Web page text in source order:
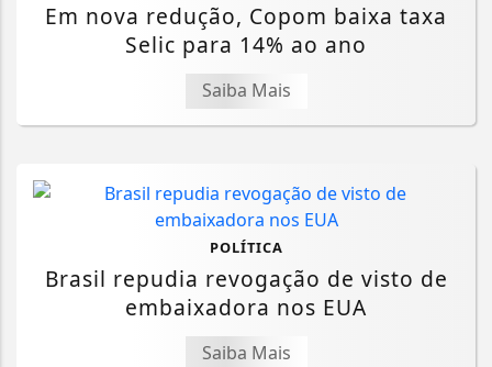
Em nova redução, Copom baixa taxa
Selic para 14% ao ano
Saiba Mais
POLÍTICA
Brasil repudia revogação de visto de
embaixadora nos EUA
Saiba Mais